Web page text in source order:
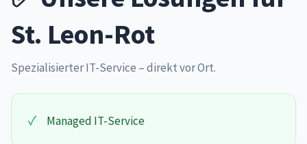
St. Leon-Rot
Spezialisierter IT-Service – direkt vor Ort.
✓ Managed IT-Service